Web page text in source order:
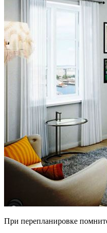
При перепланировке